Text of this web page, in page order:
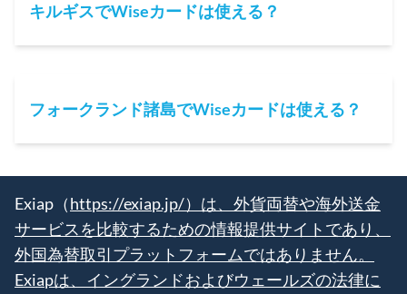
キルギスでWiseカードは使える？
フォークランド諸島でWiseカードは使える？
Exiap（https://exiap.jp/）は、外貨両替や海外送金
サービスを比較するための情報提供サイトであり、
外国為替取引プラットフォームではありません。
Exiapは、イングランドおよびウェールズの法律に